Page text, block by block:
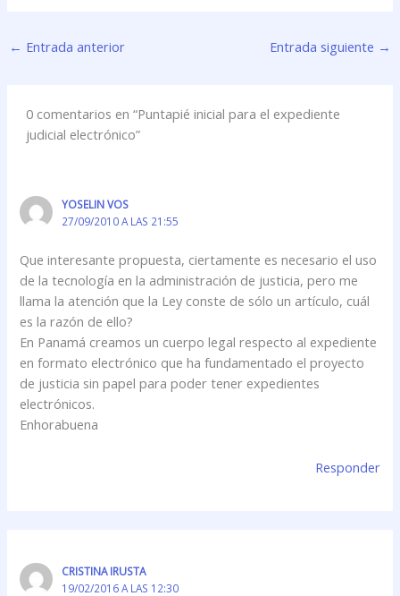
← Entrada anterior Entrada siguiente →
0 comentarios en “Puntapié inicial para el expediente
judicial electrónico”
YOSELIN VOS
27/09/2010 A LAS 21:55
Que interesante propuesta, ciertamente es necesario el uso
de la tecnología en la administración de justicia, pero me
llama la atención que la Ley conste de sólo un artículo, cuál
es la razón de ello?
En Panamá creamos un cuerpo legal respecto al expediente
en formato electrónico que ha fundamentado el proyecto
de justicia sin papel para poder tener expedientes
electrónicos.
Enhorabuena
Responder
CRISTINA IRUSTA
19/02/2016 A LAS 12:30